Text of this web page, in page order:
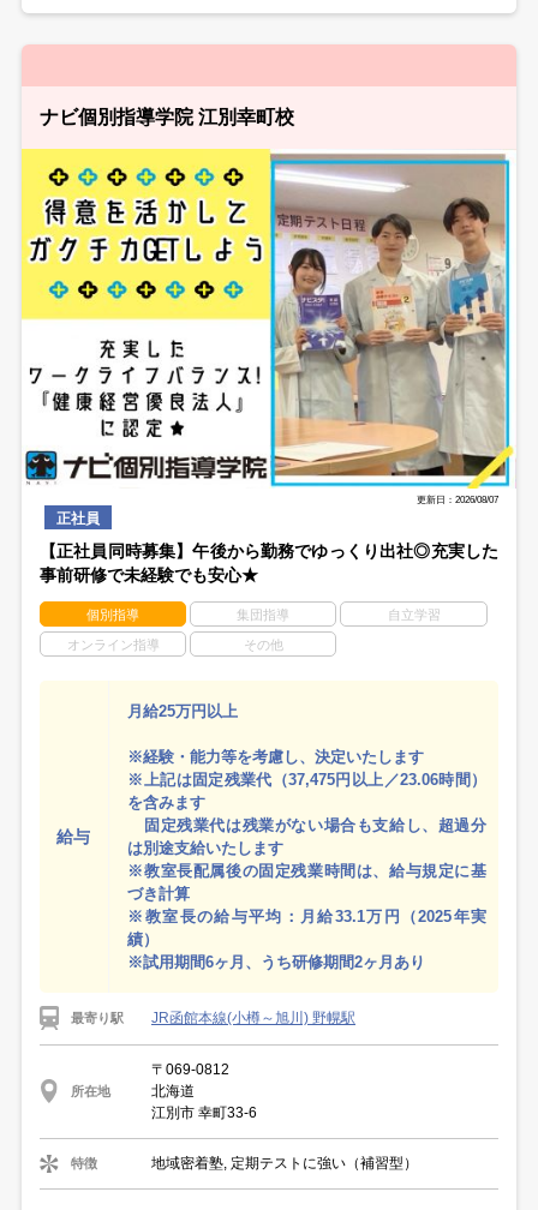
ナビ個別指導学院 江別幸町校
更新日：2026/08/07
正社員
【正社員同時募集】午後から勤務でゆっくり出社◎充実した
事前研修で未経験でも安心★
個別指導 集団指導 自立学習
オンライン指導 その他
給与
月給25万円以上
※経験・能力等を考慮し、決定いたします
※上記は固定残業代（37,475円以上／23.06時間）
を含みます
固定残業代は残業がない場合も支給し、超過分
は別途支給いたします
※教室長配属後の固定残業時間は、給与規定に基
づき計算
※教室長の給与平均：月給33.1万円（2025年実
績）
※試用期間6ヶ月、うち研修期間2ヶ月あり
最寄り駅 JR函館本線(小樽～旭川) 野幌駅
所在地
〒069-0812
北海道
江別市 幸町33-6
特徴 地域密着塾, 定期テストに強い（補習型）